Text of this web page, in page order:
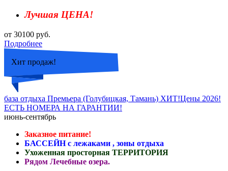
Лучшая ЦЕНА!
от 30100 руб.
Подробнее
Хит продаж!
база отдыха Премьера (Голубицкая, Тамань) ХИТ!Цены 2026!
ЕСТЬ НОМЕРА НА ГАРАНТИИ!
июнь-сентябрь
Заказное питание!
БАССЕЙН с лежаками , зоны отдыха
Ухоженная просторная ТЕРРИТОРИЯ
Рядом Лечебные озера.